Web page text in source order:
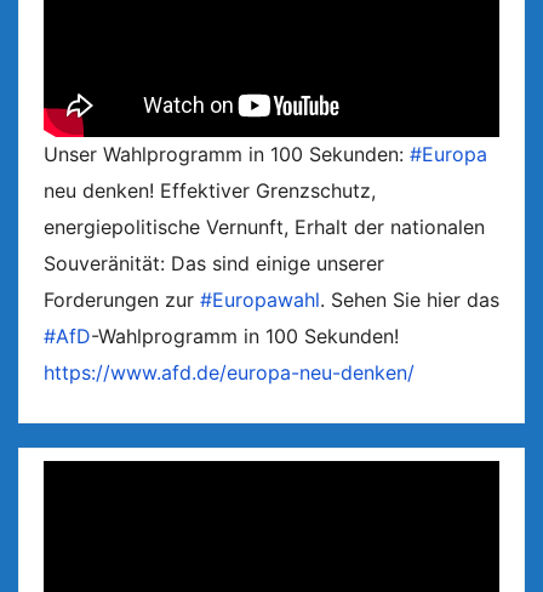
Unser Wahlprogramm in 100 Sekunden: #Europa
neu denken! Effektiver Grenzschutz,
energiepolitische Vernunft, Erhalt der nationalen
Souveränität: Das sind einige unserer
Forderungen zur #Europawahl. Sehen Sie hier das
#AfD-Wahlprogramm in 100 Sekunden!
https://www.afd.de/europa-neu-denken/